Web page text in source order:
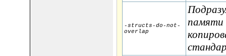
-structs-do-not-
overlap
памяти